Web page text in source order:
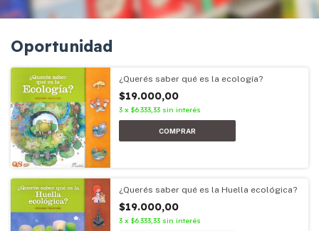
Oportunidad
¿Querés saber qué es la ecología?
$19.000,00
3 x $6.333,33 sin interés
¿Querés saber qué es la Huella ecológica?
$19.000,00
3 x $6.333,33 sin interés